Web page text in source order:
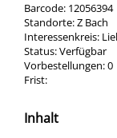
Barcode: 12056394
Standorte:Z Bach
Interessenkreis:
Status:Verfügbar
Vorbestellungen:0
Frist:
Inhalt